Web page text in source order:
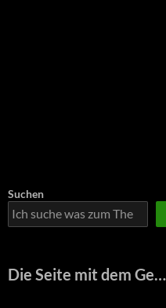
Suchen
Die Seite mit dem Ge…